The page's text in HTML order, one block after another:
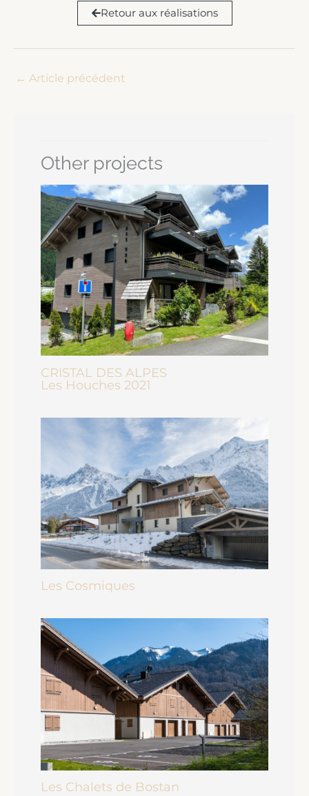
Retour aux réalisations
← Article précédent
Other projects
CRISTAL DES ALPES
Les Houches 2021
Les Cosmiques
Les Chalets de Bostan